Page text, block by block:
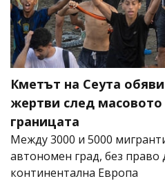
Кметът на Сеута
жертви след
границата
Между 3000 и 5000
автономен град, без право
континентална Европа